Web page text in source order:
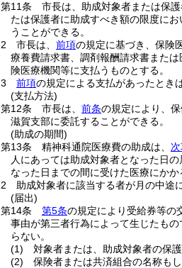
第11条
市長は、助成対象者または保
たは保護者に助成すべき額の限度に
うことができる。
2
市長は、 前項の規定に基づき、保険
療養費請求書、調剤報酬請求書また
険医療機関等に支払うものとする。
3
前項の規定による支払があったとき
(支払方法)
第12条
市長は、 前条の規定により、
滋賀支部に委託することができる。
(助成の期間)
第13条
精神科通院医療費の助成は、
人にあっては助成対象者となった日の
なった日までの間に受けた医療にか
2
助成対象者に該当する者が月の中途
(届出)
第14条
第5条の規定により受給券等の
事由が第三者行為によって生じたも
らない。
(1)
対象者または、助成対象者の保
(2)
保険者または共済組合の名称も